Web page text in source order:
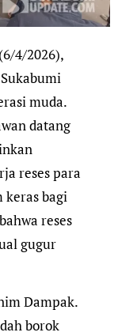
muda.
datang
reses para
bagi
reses
gugur
Dampak.​
borok